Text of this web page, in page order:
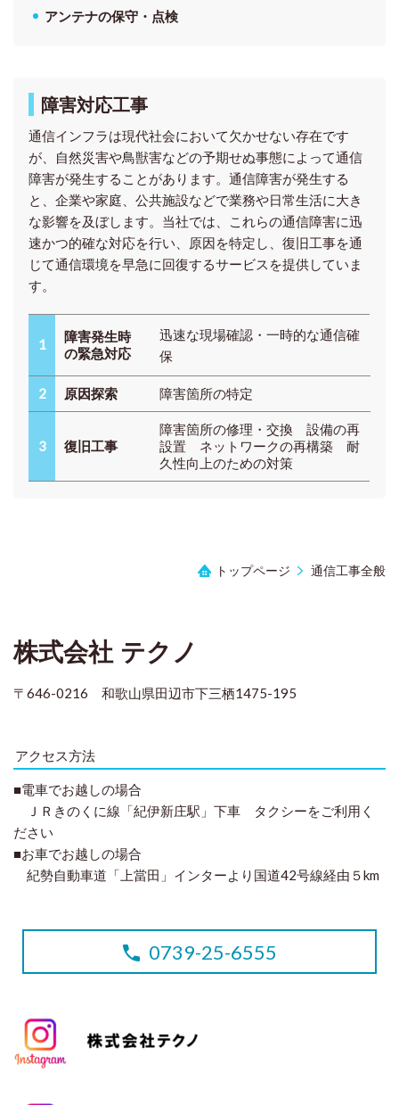
アンテナの保守・点検
障害対応工事
通信インフラは現代社会において欠かせない存在です
が、自然災害や鳥獣害などの予期せぬ事態によって通信
障害が発生することがあります。 通信障害が発生する
と、企業や家庭、公共施設などで業務や日常生活に大き
な影響を及ぼします。当社では、これらの通信障害に迅
速かつ的確な対応を行い、原因を特定し、復旧工事を通
じて通信環境を早急に回復するサービスを提供していま
す。
1
障害発生時
の緊急対応
迅速な現場確認・ 一時的な通信確
保
2 原因探索 障害箇所の特定
3 復旧工事
障害箇所の修理・交換 設備の再
設置 ネットワークの再構築 耐
久性向上のための対策
トップページ 通信工事全般
株式会社 テクノ
〒646-0216 和歌山県田辺市下三栖1475-195
アクセス方法
■電車でお越しの場合
ＪＲきのくに線「紀伊新庄駅」下車 タクシーをご利用く
ださい
■お車でお越しの場合
紀勢自動車道「上當田」インターより国道42号線経由５km
0739-25-6555